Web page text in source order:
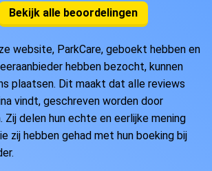
Bekijk alle beoordelingen
website, ParkCare, geboekt hebben en
hebben bezocht, kunnen
plaatsen. Dit maakt dat alle reviews
vindt, geschreven worden door
Zij delen hun echte en eerlijke mening
zij hebben gehad met hun boeking bij